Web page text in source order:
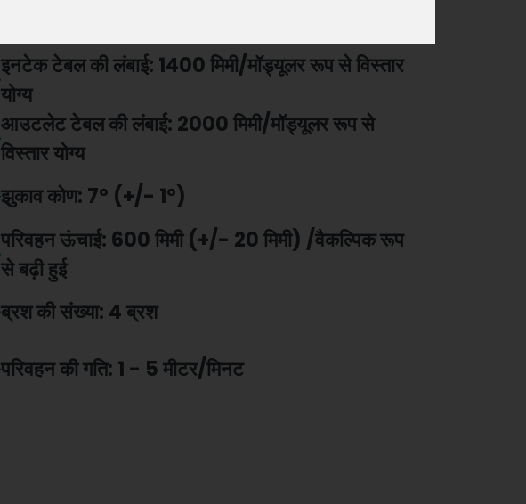
इनटेक टेबल की लंबाई: 1400 मिमी/मॉड्यूलर रूप से विस्तार
योग्य
आउटलेट टेबल की लंबाई: 2000 मिमी/मॉड्यूलर रूप से
विस्तार योग्य
झुकाव कोण: 7° (+/- 1°)
परिवहन ऊंचाई: 600 मिमी (+/- 20 मिमी) /वैकल्पिक रूप
से बढ़ी हुई
ब्रश की संख्या: 4 ब्रश
परिवहन की गति: 1 - 5 मीटर/मिनट